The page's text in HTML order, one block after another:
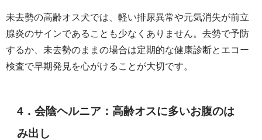
未去勢の高齢オス犬では、軽い排尿異常や元気消失が前立
腺炎のサインであることも少なくありません。去勢で予防
するか、未去勢のままの場合は定期的な健康診断とエコー
検査で早期発見を心がけることが大切です。
4．会陰ヘルニア：高齢オスに多いお腹のは
み出し